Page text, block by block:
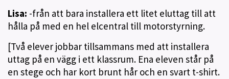
Lisa: -från att bara installera ett litet eluttag till att
hålla på med en hel elcentral till motorstyrning.
[Två elever jobbar tillsammans med att installera
uttag på en vägg i ett klassrum. Ena eleven står på
en stege och har kort brunt hår och en svart t-shirt.